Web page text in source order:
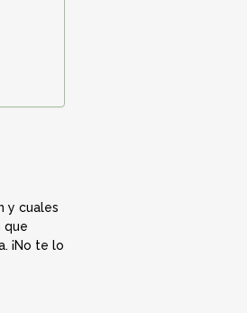
y cuales
que
¡No te lo